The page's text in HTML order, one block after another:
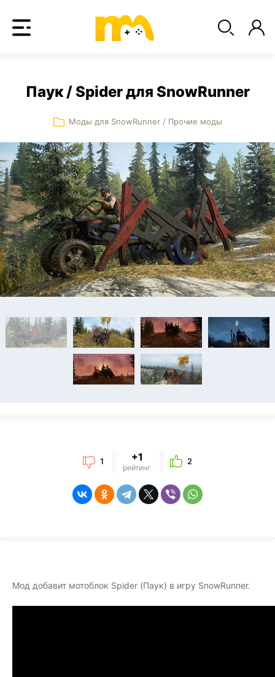
Паук / Spider для SnowRunner
Моды для SnowRunner/ Прочие моды
1 +1
рейтинг
2
Мод добавит мотоблок Spider (Паук) в игру SnowRunner.